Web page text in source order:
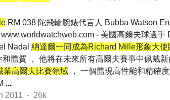
RM 038 陀飛輪腕錶代言人 Bubba Watson
- 美國高爾夫球選手
Nadal 納達爾一同成為Richard Mille形象大
體質 ， 他將在未來所有高爾夫賽事中佩戴
業高爾夫比賽領域 ， 一個體現高性能和精確
...
2011 - 26k